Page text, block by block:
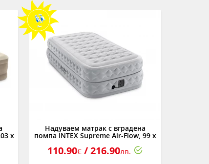
х
Надуваем матрак с вградена
помпа INTEX Supreme Air-Flow, 99 х
110.90€ / 216.90лв.